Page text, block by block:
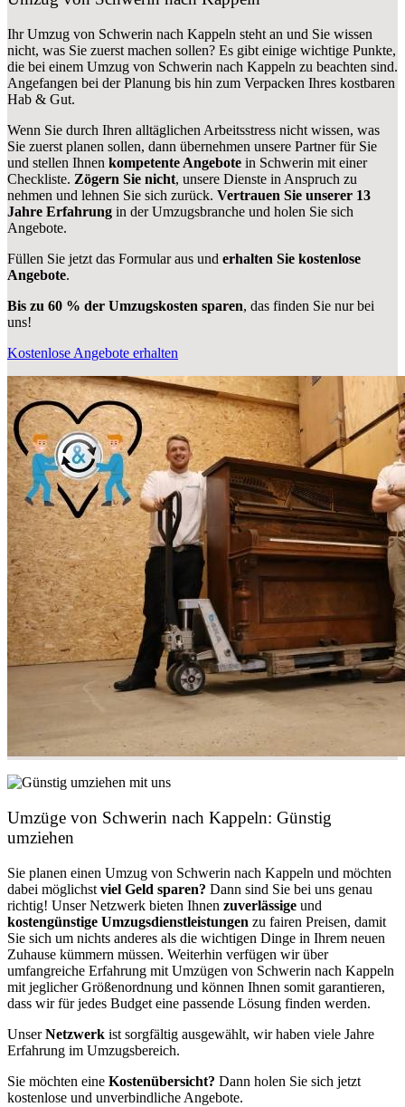
Ihr Umzug von Schwerin nach Kappeln steht an und Sie wissen
nicht, was Sie zuerst machen sollen? Es gibt einige wichtige Punkte,
die bei einem Umzug von Schwerin nach Kappeln zu beachten sind.
Angefangen bei der Planung bis hin zum Verpacken Ihres kostbaren
Hab & Gut.
Wenn Sie durch Ihren alltäglichen Arbeitsstress nicht wissen, was
Sie zuerst planen sollen, dann übernehmen unsere Partner für Sie
und stellen Ihnen kompetente Angebote in Schwerin mit einer
Checkliste. Zögern Sie nicht, unsere Dienste in Anspruch zu
nehmen und lehnen Sie sich zurück. Vertrauen Sie unserer 13
Jahre Erfahrung in der Umzugsbranche und holen Sie sich
Angebote.
Füllen Sie jetzt das Formular aus und erhalten Sie kostenlose
Angebote.
Bis zu 60 % der Umzugskosten sparen, das finden Sie nur bei
uns!
Kostenlose Angebote erhalten
Umzüge von Schwerin nach Kappeln: Günstig
umziehen
Sie planen einen Umzug von Schwerin nach Kappeln und möchten
dabei möglichst viel Geld sparen? Dann sind Sie bei uns genau
richtig! Unser Netzwerk bieten Ihnen zuverlässige und
kostengünstige Umzugsdienstleistungen zu fairen Preisen, damit
Sie sich um nichts anderes als die wichtigen Dinge in Ihrem neuen
Zuhause kümmern müssen. Weiterhin verfügen wir über
umfangreiche Erfahrung mit Umzügen von Schwerin nach Kappeln
mit jeglicher Größenordnung und können Ihnen somit garantieren,
dass wir für jedes Budget eine passende Lösung finden werden.
UnserNetzwerk ist sorgfältig ausgewählt, wir haben viele Jahre
Erfahrung im Umzugsbereich.
Sie möchten eine Kostenübersicht? Dann holen Sie sich jetzt
kostenlose und unverbindliche Angebote.